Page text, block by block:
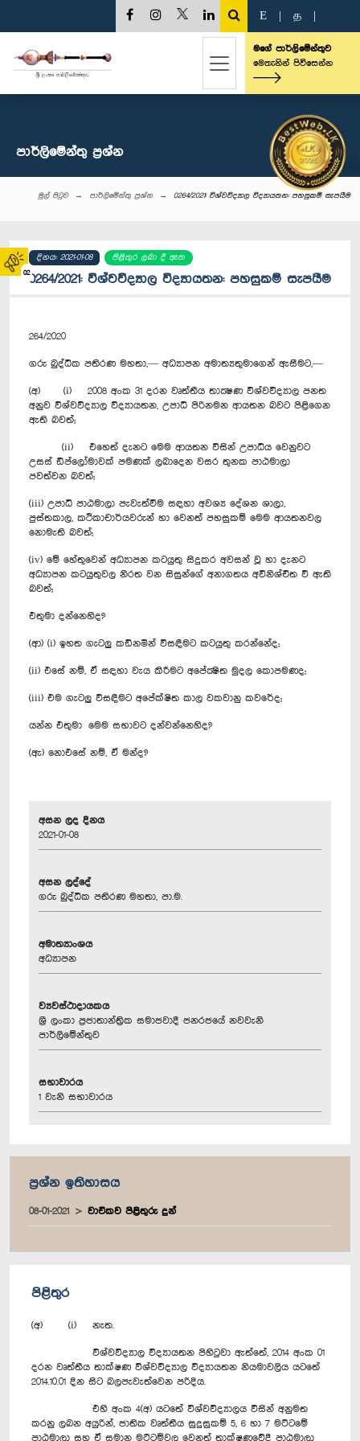
02
E த
මගේ පාර්ලිමේන්තුව
මෙතැනින් පිවිසෙන්න
පාර්ලි‌මේන්තු‌ ප්‍රශ්න
මුල් පිටුව පාර්ලි‌මේන්තු‌ ප්‍රශ්න 0264/2021: විශ්වවිද්‍යාල විද්‍යායතන: පහසුකම් සැපයීම
දිනය: 2021-01-08 පිළිතුර ලබා දී ඇත
0264/2021: විශ්වවිද්‍යාල විද්‍යායතන: පහසුකම් සැපයීම
264/2020
ගරු බුද්ධික පතිරණ මහතා,— අධ්‍යාපන අමාත්‍යතුමාගෙන් ඇසීමට,—
(අ) (i) 2008 අංක 31 දරන වෘත්තීය තාක්‍ෂණ විශ්වවිද්‍යාල පනත
අනුව විශ්වවිද්‍යාල විද්‍යායතන, උපාධි පිරිනමන ආයතන බවට පිළිගෙන
ඇති බවත්;
(ii) එහෙත් දැනට මෙම ආයතන විසින් උපාධිය වෙනුවට
උසස් ඩිප්ලෝමාවක් පමණක් ලබාදෙන වසර තුනක පාඨමාලා
පවත්වන බවත්;
(iii) උපාධි පාඨමාලා පැවැත්වීම සඳහා අවශ්‍ය දේශන ශාලා,
පුස්තකාල, කථිකාචාර්යවරුන් හා වෙනත් පහසුකම් මෙම ආයතනවල
නොමැති බවත්;
(iv) මේ හේතුවෙන් අධ්‍යාපන කටයුතු සිදුකර අවසන් වූ හා දැනට
අධ්‍යාපන කටයුතුවල නිරත වන සිසුන්ගේ අනාගතය අවිනිශ්චිත වී ඇති
බවත්;
එතුමා දන්නෙහිද?
(ආ) (i) ඉහත ගැටලු කඩිනමින් විසඳීමට කටයුතු කරන්නේද;
(ii) එසේ නම්, ඒ සඳහා වැය කිරීමට අපේක්‍ෂිත මුදල කොපමණද;
(iii) එම ගැටලු විසඳීමට අපේක්ෂිත කාල වකවානු කවරේද;
යන්න එතුමා මෙම සභාවට දන්වන්නෙහිද?
(ඇ) නොඑසේ නම්, ඒ මන්ද?
අසන ලද දිනය
2021-01-08
අසන ලද්දේ
ගරු බුද්ධික පතිරණ මහතා, පා.ම.
අමාත්‍යාංශය
අධ්‍යාපන
ව්‍යවස්ථාදායකය
ශ්‍රී ලංකා ප්‍රජාතාන්ත්‍රික සමාජවාදී ජනරජයේ නවවැනි
පාර්ලිමේන්තුව
සභාවාරය
1 වැනි සභාවාරය
ප්‍රශ්න ඉතිහාසය
08-01-2021 වාචිකව පිළිතුරු දුන්
පිළිතුර
(අ) (i) නැත.
විශ්වවිද්‍යාල විද්‍යායතන පිහිටුවා ඇත්තේ, 2014 අංක 01
දරන වෘත්තීය තාක්ෂණ විශ්වවිද්‍යාල විද්‍යායතන නියමාවලිය යටතේ
2014.10.01 දින සිට බලපැවැත්වෙන පරිදිය.
එහි අංක 4(අ) යටතේ විශ්වවිද්‍යාලය විසින් අනුමත
කරනු ලබන අයුරින්, ජාතික වෘත්තීය සුදුසුකම් 5, 6 හා 7 මට්ටමේ
පාඨමාලා සහ ඒ සමාන මට්ටම්වල වෙනත් තාක්ෂණවේදී පාඨමාලා